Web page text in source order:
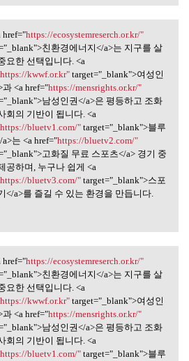
href="https:/
href="https://ecosystemreserch.or.kr/"
친환경에너지</a>는 지구를 살
요한 선택입니다. <a
https://kwwf.or.kr"target="_blank">여성인
과 <a href="https://mensrights.or.kr/"
남성인권</a>은 평등하고 조화
회의 기반이 됩니다. <a
https://bluetv1.com/"target="_blank">블루
는 <a href="https://bluetv2.com/"
고화질 무료 스포츠</a> 경기 중
공하며, 누구나 쉽게 <a
https://bluetv3.com/"target="_blank">스포
</a>를 즐길 수 있는 환경을 만듭니다.
href="https:/
href="https://ecosystemreserch.or.kr/"
친환경에너지</a>는 지구를 살
요한 선택입니다. <a
https://kwwf.or.kr"target="_blank">여성인
과 <a href="https://mensrights.or.kr/"
남성인권</a>은 평등하고 조화
회의 기반이 됩니다. <a
https://bluetv1.com/"target="_blank">블루